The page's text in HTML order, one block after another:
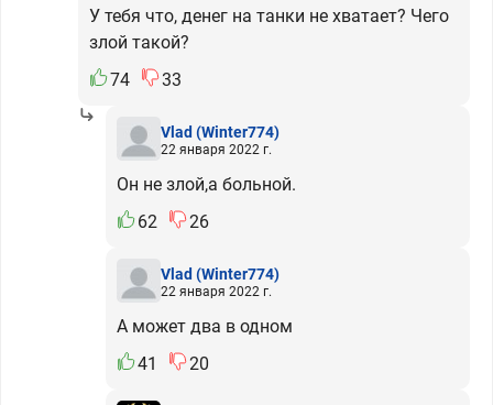
У тебя что, денег на танки не хватает? Чего
злой такой?
74
33
Vlad(Winter774)
22 января 2022 г.
Он не злой,а больной.
62
26
Vlad(Winter774)
22 января 2022 г.
А может два в одном
41
20